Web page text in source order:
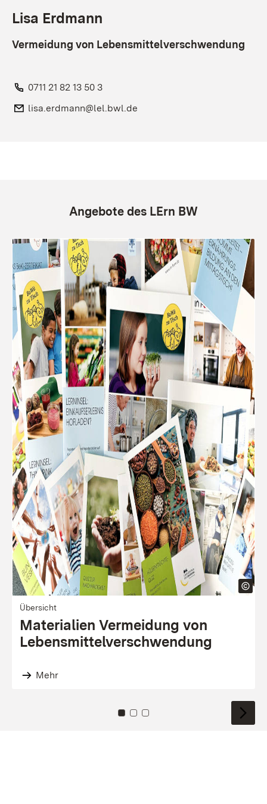
Lisa Erdmann
Vermeidung von Lebensmittelverschwendung
Telefon:
0711 21 82 13 50 3
E-Mail:
lisa.erdmann@lel.bwl.de
Angebote des LErn BW
Übersicht
Materialien Ver­meidung von
Lebens­mittel­verschwen­dung
Mehr
Zu Kachel: 0
Zu Kachel: 1
Zu Kachel: 2